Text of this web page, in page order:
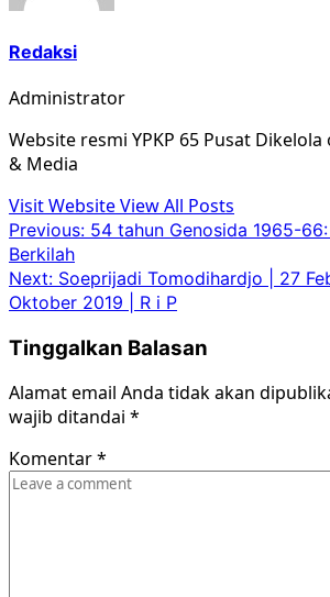
Redaksi
Administrator
Website resmi YPKP 65 Pusat
& Media
Visit WebsiteView All Posts
Post
navigation
Previous: 54 tahun Genosida 1965-
Berkilah
Next: Soeprijadi Tomodihardjo | 27
Oktober 2019 | R i P
Tinggalkan Balasan
Alamat email Anda tidak akan
wajib ditandai *
Komentar*